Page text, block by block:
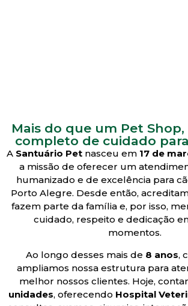
Mais do que um Pet
completo de cuidado
A Santuário Petnasceu em 17 de
a missão de oferecer um
humanizado e de excelência para
Porto Alegre. Desde então,
fazem parte da família e, por isso,
cuidado, respeito e dedicação
momentos.
Ao longo desses mais de 8 anos,
ampliamos nossa estrutura para
melhor nossos clientes. Hoje,
unidades, oferecendo Hospital